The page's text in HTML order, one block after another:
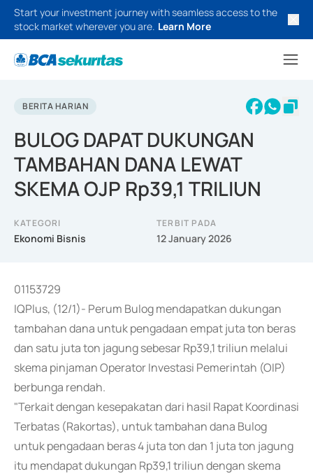
Start your investment journey with seamless access to the
stock market wherever you are. Learn More
BERITA HARIAN
BULOG DAPAT DUKUNGAN
TAMBAHAN DANA LEWAT
SKEMA OJP Rp39,1 TRILIUN
KATEGORI
Ekonomi Bisnis
TERBIT PADA
12 January 2026
01153729
IQPlus, (12/1)- Perum Bulog mendapatkan dukungan
tambahan dana untuk pengadaan empat juta ton beras
dan satu juta ton jagung sebesar Rp39,1 triliun melalui
skema pinjaman Operator Investasi Pemerintah (OIP)
berbunga rendah.
"Terkait dengan kesepakatan dari hasil Rapat Koordinasi
Terbatas (Rakortas), untuk tambahan dana Bulog
untuk pengadaan beras 4 juta ton dan 1 juta ton jagung
itu mendapat dukungan Rp39,1 triliun dengan skema